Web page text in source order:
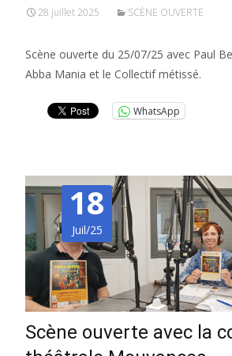
28 juillet 2025 SCÈNE OUVERTE
Scène ouverte du 25/07/25 avec Paul
Abba Mania et le Collectif métissé.
WhatsApp
18
Juil/25
Scène ouverte avec la